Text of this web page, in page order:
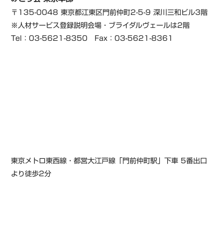
東京メトロ東西線・都営大江戸線「門前仲町駅」下車 5番出口
より徒歩2分
〒135-0048 東京都江東区門前仲町2-5-9 深川三和ビル3階
※人材サービス登録説明会場・ブライダルヴェールは2階
Tel：03-5621-8350 Fax：03-5621-8361